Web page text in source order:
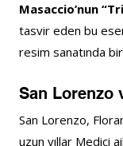
Masaccio’nun
tasvir eden bu
resim sanatında
San Lorenzo
San Lorenzo,
uzun yıllar Medici